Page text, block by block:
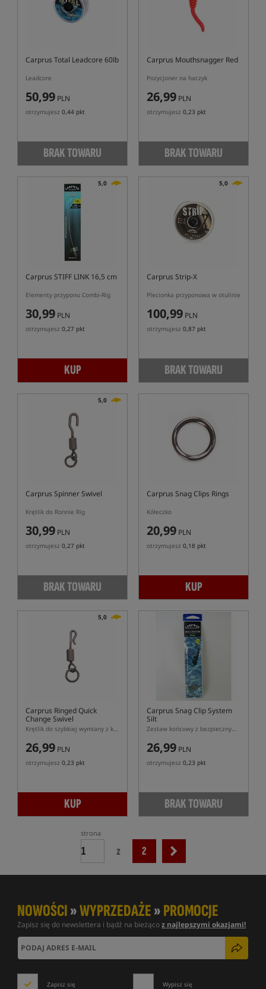
Carprus Total Leadcore 60lb
Leadcore
50,99 PLN
otrzymujesz 0,44 pkt
BRAK TOWARU
Carprus Mouthsnagger Red
Pozycjoner na haczyk
26,99 PLN
otrzymujesz 0,23 pkt
BRAK TOWARU
5,0
Carprus STIFF LINK 16,5 cm
Elementy przyponu Combi-Rig
30,99 PLN
otrzymujesz 0,27 pkt
KUP
5,0
Carprus Strip-X
Plecionka przyponowa w otulinie
100,99 PLN
otrzymujesz 0,87 pkt
BRAK TOWARU
5,0
Carprus Spinner Swivel
Krętlik do Ronnie Rig
30,99 PLN
otrzymujesz 0,27 pkt
BRAK TOWARU
Carprus Snag Clips Rings
Kółeczko
20,99 PLN
otrzymujesz 0,18 pkt
KUP
5,0
Carprus Ringed Quick
Change Swivel
Krętlik do szybkiej wymiany z kółkiem
26,99 PLN
otrzymujesz 0,23 pkt
KUP
Carprus Snag Clip System
Silt
Zestaw końcowy z bezpiecznym klipsem czarny
26,99 PLN
otrzymujesz 0,23 pkt
BRAK TOWARU
strona
z 2
NOWOŚCI»WYPRZEDAŻE»PROMOCJE
Zapisz się do newslettera i bądź na bieżącoz najlepszymi okazjami!
Zapisz się Wypisz się